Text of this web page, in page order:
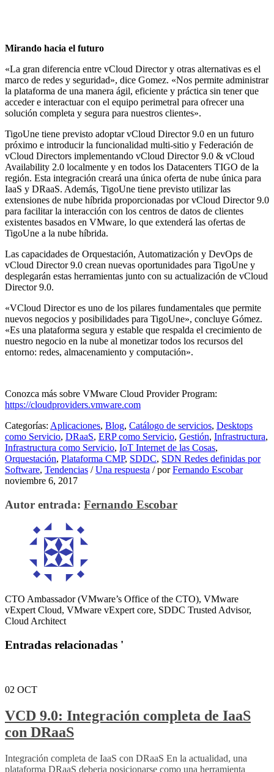
Mirando hacia el futuro
«La gran diferencia entre vCloud Director y otras alternativas es el
marco de redes y seguridad», dice Gomez. «Nos permite administrar
la plataforma de una manera ágil, eficiente y práctica sin tener que
acceder e interactuar con el equipo perimetral para ofrecer una
solución completa y segura para nuestros clientes».
TigoUne tiene previsto adoptar vCloud Director 9.0 en un futuro
próximo e introducir la funcionalidad multi-sitio y Federación de
vCloud Directors implementando vCloud Director 9.0 & vCloud
Availability 2.0 localmente y en todos los Datacenters TIGO de la
región. Esta integración creará una única oferta de nube única para
IaaS y DRaaS. Además, TigoUne tiene previsto utilizar las
extensiones de nube híbrida proporcionadas por vCloud Director 9.0
para facilitar la interacción con los centros de datos de clientes
existentes basados ​​en VMware, lo que extenderá las ofertas de
TigoUne a la nube híbrida.
Las capacidades de Orquestación, Automatización y DevOps de
vCloud Director 9.0 crean nuevas oportunidades para TigoUne y
desplegarán estas herramientas junto con su actualización de vCloud
Director 9.0.
«VCloud Director es uno de los pilares fundamentales que permite
nuevos negocios y posibilidades para TigoUne», concluye Gómez.
«Es una plataforma segura y estable que respalda el crecimiento de
nuestro negocio en la nube al monetizar todos los recursos del
entorno: redes, almacenamiento y computación».
Conozca más sobre VMware Cloud Provider Program:
https://cloudproviders.vmware.com
Categorías: Aplicaciones, Blog, Catálogo de servicios, Desktops
como Servicio, DRaaS, ERP como Servicio, Gestión, Infrastructura,
Infrastructura como Servicio, IoT Internet de las Cosas,
Orquestación, Plataforma CMP, SDDC, SDN Redes definidas por
Software, Tendencias / Una respuesta /porFernando Escobar
noviembre 6, 2017
Autor entrada: Fernando Escobar
CTO Ambassador (VMware’s Office of the CTO), VMware
vExpert Cloud, VMware vExpert core, SDDC Trusted Advisor,
Cloud Architect
Entradas relacionadas '
02 OCT
VCD 9.0: Integración completa de IaaS
con DRaaS
Integración completa de IaaS con DRaaS En la actualidad, una
plataforma DRaaS deberia posicionarse como una herramienta